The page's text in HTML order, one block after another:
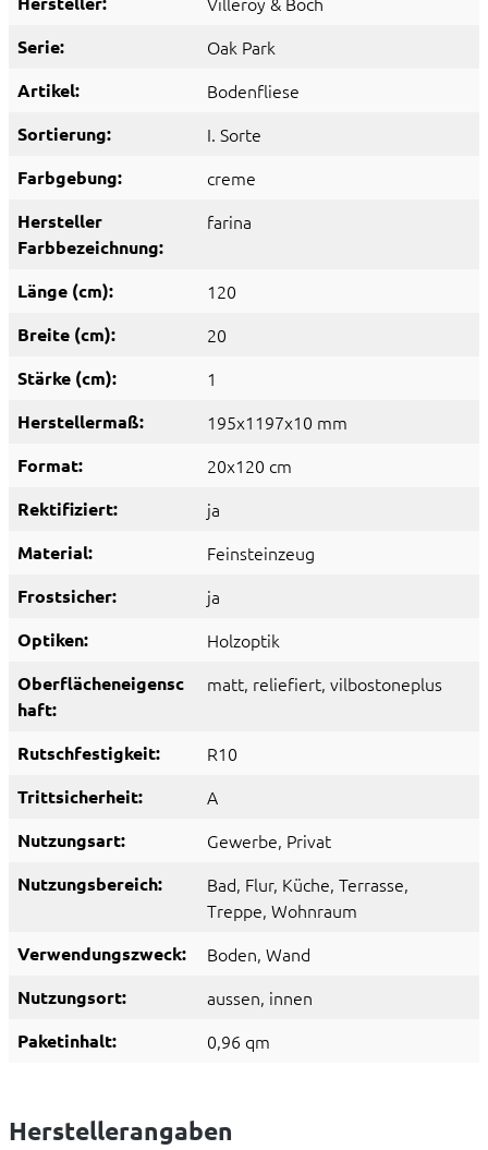
Serie: Oak Park
Artikel: Bodenfliese
Sortierung: I. Sorte
Farbgebung: creme
Hersteller
Farbbezeichnung:
farina
Länge (cm): 120
Breite (cm): 20
Stärke (cm): 1
Herstellermaß: 195x1197x10 mm
Format: 20x120 cm
Rektifiziert: ja
Material: Feinsteinzeug
Frostsicher: ja
Optiken: Holzoptik
Oberflächeneigensc
haft:
matt, reliefiert, vilbostoneplus
Rutschfestigkeit: R10
Trittsicherheit: A
Nutzungsart: Gewerbe, Privat
Nutzungsbereich: Bad, Flur, Küche, Terrasse,
Treppe, Wohnraum
Verwendungszweck: Boden, Wand
Nutzungsort: aussen, innen
Paketinhalt: 0,96 qm
Herstellerangaben